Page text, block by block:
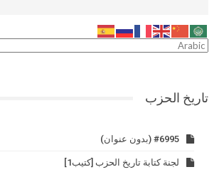
تاريخ الحزب
#6995 (بدون عنوان)
لجنة كتابة تاريخ الحزب [كتيب1]